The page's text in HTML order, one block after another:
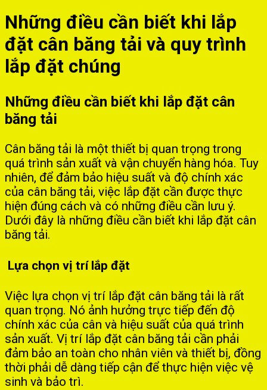
Những điều cần biết khi lắp
đặt cân băng tải và quy trình
lắp đặt chúng
Những điều cần biết khi lắp đặt cân
băng tải
Cân băng tải là một thiết bị quan trọng trong
quá trình sản xuất và vận chuyển hàng hóa. Tuy
nhiên, để đảm bảo hiệu suất và độ chính xác
của cân băng tải, việc lắp đặt cần được thực
hiện đúng cách và có những điều cần lưu ý.
Dưới đây là những điều cần biết khi lắp đặt cân
băng tải.
Lựa chọn vị trí lắp đặt
Việc lựa chọn vị trí lắp đặt cân băng tải là rất
quan trọng. Nó ảnh hưởng trực tiếp đến độ
chính xác của cân và hiệu suất của quá trình
sản xuất. Vị trí lắp đặt cân băng tải cần phải
đảm bảo an toàn cho nhân viên và thiết bị, đồng
thời phải dễ dàng tiếp cận để thực hiện việc vệ
sinh và bảo trì.